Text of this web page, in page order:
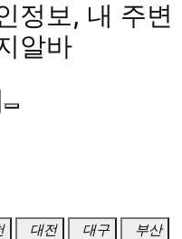
정보, 내 주변
알바
대전 대구
부산